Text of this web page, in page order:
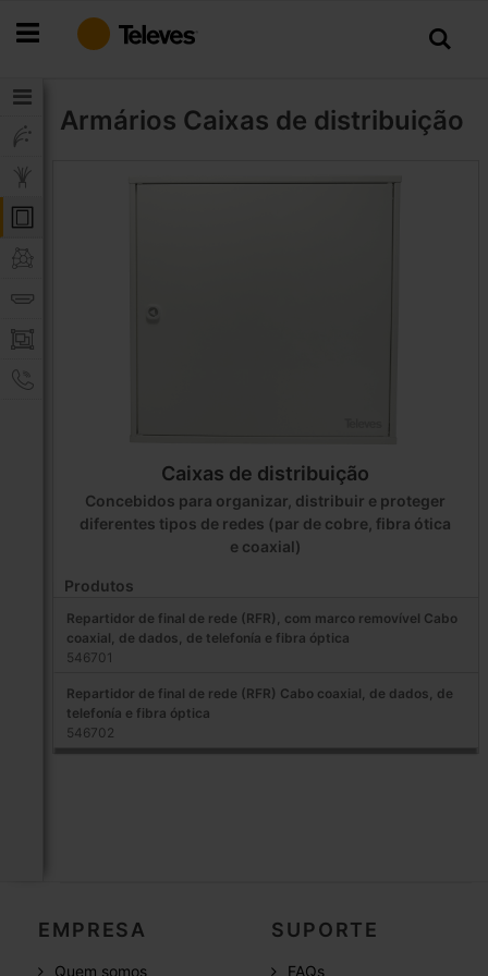
para
Armários Caixas de distribuição
Caixas de distribuição
Concebidos para organizar, distribuir e proteger
diferentes tipos de redes (par de cobre, fibra ótica
e coaxial)
Produtos
Repartidor de final de rede (RFR), com marco removível Cabo
coaxial, de dados, de telefonía e fibra óptica
546701
Repartidor de final de rede (RFR) Cabo coaxial, de dados, de
telefonía e fibra óptica
546702
EMPRESA
Quem somos
SUPORTE
FAQs